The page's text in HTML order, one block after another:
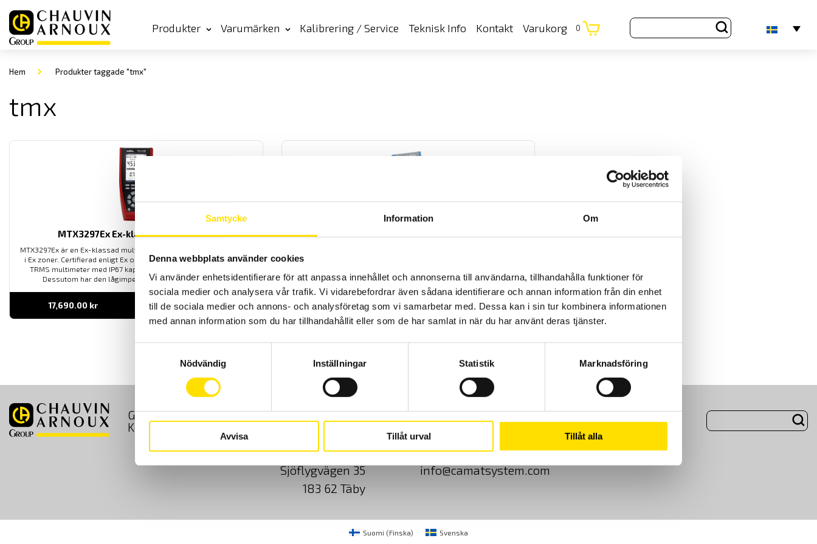
Samtycke Information Om
Denna webbplats använder cookies
Vi använder enhetsidentifierare för att anpassa innehållet och annonserna till användarna, tillhandahålla funktioner för
sociala medier och analysera vår trafik. Vi vidarebefordrar även sådana identifierare och annan information från din enhet
till de sociala medier och annons- och analysföretag som vi samarbetar med. Dessa kan i sin tur kombinera informationen
med annan information som du har tillhandahållit eller som de har samlat in när du har använt deras tjänster.
Nödvändig
Inställningar Statistik Marknadsföring
Avvisa Tillåt urval Tillåt alla
Produkter Varumärken Kalibrering / Service Teknisk Info Kontakt Varukorg 0
Hem Produkter taggade "tmx"
tmx
MTX3297Ex Ex-klassad Multimeter
MTX3297Ex är en Ex-klassad multimeter för permanent användning
i Ex zoner. Certifierad enligt Ex och IECEx. MTX3297Ex är en AC+DC
TRMS multimeter med IP67 kapsling samt med dubbeldisplay.
Dessutom har den lågimpedansområde på spänning.
17,690.00 kr LÄS MER
MTX3290 & MTX3291 ASYC IV med dubbeldisplay
multimeterserie med dubbeldisplay och lägsta mätosäkerhet. Med
4,295.00kr–5,995.00krPrisintervall:
4,295.00 kr
till
LÄS MER
GDPR Köpvillkor Cookies Klagomål Kundundersökning
Om Oss
Kontakt
CA Mätsystem AB
Sjöflygvägen 35
183 62 Täby
08-50 52 68 00
info@camatsystem.com
Suomi (Finska) Svenska